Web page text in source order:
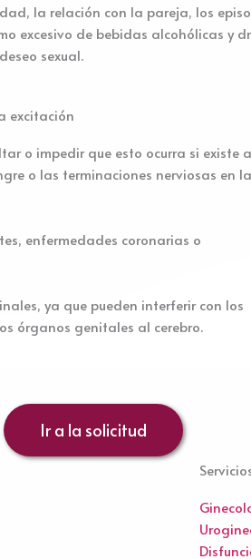
la relación con la pareja, los
excesivo de bebidas alcohólicas y
sexual.
excitación
o impedir que esto ocurra si existe
o las terminaciones nerviosas en
enfermedades coronarias o
ya que pueden interferir con los
órganos genitales al cerebro.
Ir a la solicitud